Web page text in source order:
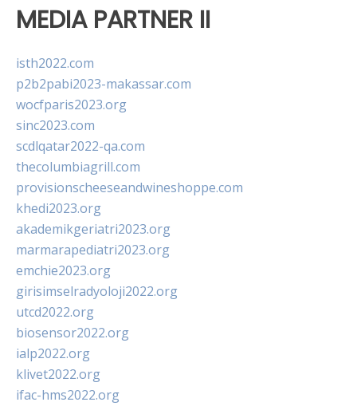
MEDIA PARTNER II
isth2022.com
p2b2pabi2023-makassar.com
wocfparis2023.org
sinc2023.com
scdlqatar2022-qa.com
thecolumbiagrill.com
provisionscheeseandwineshoppe.com
khedi2023.org
akademikgeriatri2023.org
marmarapediatri2023.org
emchie2023.org
girisimselradyoloji2022.org
utcd2022.org
biosensor2022.org
ialp2022.org
klivet2022.org
ifac-hms2022.org